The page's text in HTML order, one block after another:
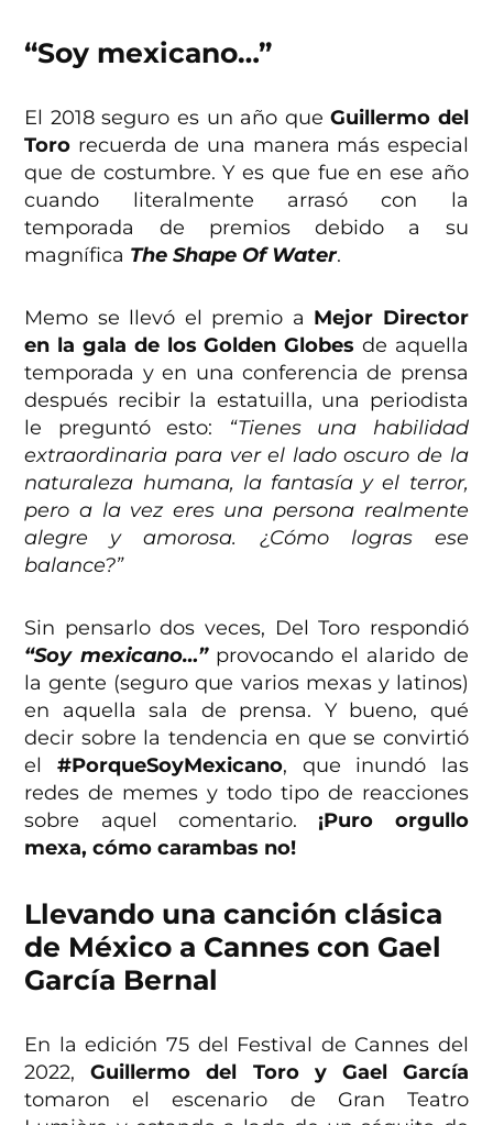
“Soy mexicano…”
El 2018 seguro es un año que Guillermo del
Toro recuerda de una manera más especial
que de costumbre. Y es que fue en ese año
cuando literalmente arrasó con la
temporada de premios debido a su
magnífica The Shape Of Water.
Memo se llevó el premio a Mejor Director
en la gala de los Golden Globes de aquella
temporada y en una conferencia de prensa
después recibir la estatuilla, una periodista
le preguntó esto: “Tienes una habilidad
extraordinaria para ver el lado oscuro de la
naturaleza humana, la fantasía y el terror,
pero a la vez eres una persona realmente
alegre y amorosa. ¿Cómo logras ese
balance?”
Sin pensarlo dos veces, Del Toro respondió
“Soy mexicano…”provocando el alarido de
la gente (seguro que varios mexas y latinos)
en aquella sala de prensa. Y bueno, qué
decir sobre la tendencia en que se convirtió
el #PorqueSoyMexicano, que inundó las
redes de memes y todo tipo de reacciones
sobre aquel comentario. ¡Puro orgullo
mexa, cómo carambas no!
Llevando una canción clásica
de México a Cannes con Gael
García Bernal
En la edición 75 del Festival de Cannes del
2022,Guillermo del Toro y Gael García
tomaron el escenario de Gran Teatro